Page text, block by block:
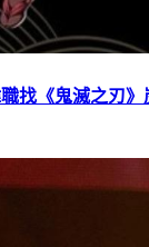
找《鬼滅之刃